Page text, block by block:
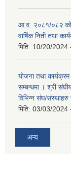
आ.व. २०८१/०८२ को
वार्षिक निती तथा
मिति: 10/20/2024
योजना तथा
सम्बन्धमा । श्री
विभिन्‍न संघ/
मिति: 03/03/2024
अन्य